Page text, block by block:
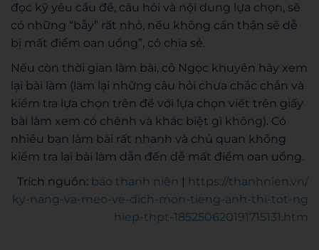
đọc kỹ yêu cầu đề, câu hỏi và nội dung lựa chọn, sẽ
có những “bẫy” rất nhỏ, nếu không cẩn thận sẽ dễ
bị mất điểm oan uổng”, cô chia sẻ.
Nếu còn thời gian làm bài, cô Ngọc khuyên hãy xem
lại bài làm (làm lại những câu hỏi chưa chắc chắn và
kiểm tra lựa chọn trên đề với lựa chọn viết trên giấy
bài làm xem có chênh và khác biệt gì không). Có
nhiều bạn làm bài rất nhanh và chủ quan không
kiểm tra lại bài làm dẫn đến dễ mất điểm oan uổng.
Trích nguồn: báo thanh niên
https://thanhnien.vn/
ky-nang-va-meo-ve-dich-mon-tieng-anh-thi-tot-ng
hiep-thpt-185250620191715131.htm